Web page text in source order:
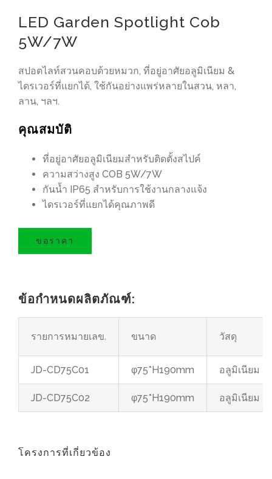
LED Garden Spotlight Cob
5W/7W
สปอตไลท์สวนคอบด้วยหมวก, ที่อยู่อาศัยอลูมิเนียม &
ไดรเวอร์ที่แยกได้, ใช้กันอย่างแพร่หลายในสวน, หลา,
ลาน, ฯลฯ.
คุณสมบัติ
ที่อยู่อาศัยอลูมิเนียมสำหรับติดตั้งสไปค์
ความสว่างสูง COB 5W/7W
กันน้ำ IP65 สำหรับการใช้งานกลางแจ้ง
ไดรเวอร์ที่แยกได้คุณภาพดี
ขอราคา
ข้อกำหนดผลิตภัณฑ์:
รายการหมายเลข. ขนาด วัสดุ
JD-CD75C01 φ75*H190mm อลูมิเนียม
JD-CD75C02 φ75*H190mm อลูมิเนียม
โครงการที่เกี่ยวข้อง